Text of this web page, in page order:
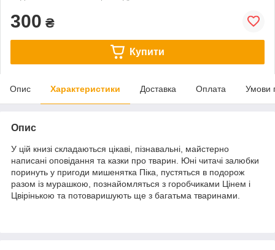
300 ₴
Купити
Опис Характеристики Доставка Оплата Умови
Опис
У цій книзі складаються цікаві, пізнавальні, майстерно
написані оповідання та казки про тварин. Юні читачі залюбки
поринуть у пригоди мишенятка Піка, пустяться в подорож
разом із мурашкою, познайомляться з горобчиками Цінем і
Цвірінькою та потоваришують ще з багатьма тваринами.